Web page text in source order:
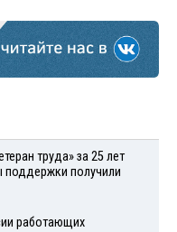
труда» за 25 лет
поддержки получили
работающих